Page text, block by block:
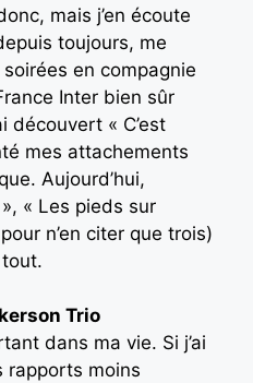
mais j’en écoute
toujours, me
en compagnie
Inter bien sûr
découvert « C’est
mes attachements
Aujourd’hui,
« Les pieds sur
n’en citer que trois)
Trio
dans ma vie. Si j’ai
rapports moins